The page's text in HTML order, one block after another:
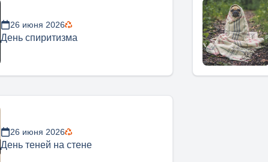
26 июня 2026
День спиритизма
26 июня 2026
День теней на стене